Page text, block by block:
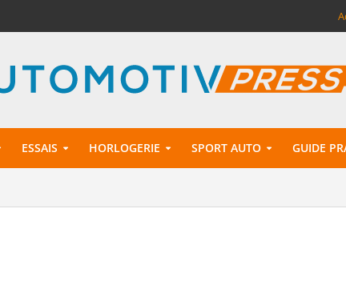
ESSAIS HORLOGERIE SPORT AUTO GUIDE